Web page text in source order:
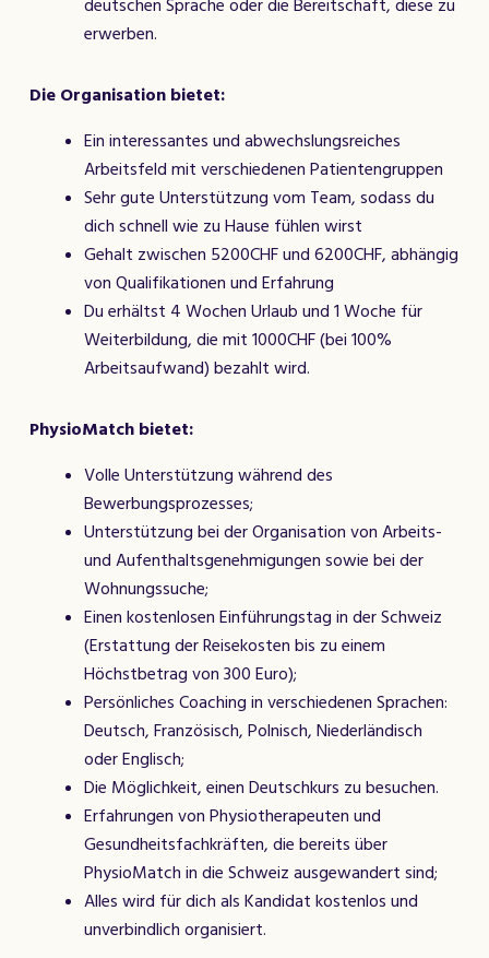
deutschen Sprache oder die Bereitschaft, diese zu
erwerben.
Die Organisation bietet:
Ein interessantes und abwechslungsreiches
Arbeitsfeld mit verschiedenen Patientengruppen
Sehr gute Unterstützung vom Team, sodass du
dich schnell wie zu Hause fühlen wirst
Gehalt zwischen 5200CHF und 6200CHF, abhängig
von Qualifikationen und Erfahrung
Du erhältst 4 Wochen Urlaub und 1 Woche für
Weiterbildung, die mit 1000CHF (bei 100%
Arbeitsaufwand) bezahlt wird.
PhysioMatch bietet:
Volle Unterstützung während des
Bewerbungsprozesses;
Unterstützung bei der Organisation von Arbeits-
und Aufenthaltsgenehmigungen sowie bei der
Wohnungssuche;
Einen kostenlosen Einführungstag in der Schweiz
(Erstattung der Reisekosten bis zu einem
Höchstbetrag von 300 Euro);
Persönliches Coaching in verschiedenen Sprachen:
Deutsch, Französisch, Polnisch, Niederländisch
oder Englisch;
Die Möglichkeit, einen Deutschkurs zu besuchen.
Erfahrungen von Physiotherapeuten und
Gesundheitsfachkräften, die bereits über
PhysioMatch in die Schweiz ausgewandert sind;
Alles wird für dich als Kandidat kostenlos und
unverbindlich organisiert.